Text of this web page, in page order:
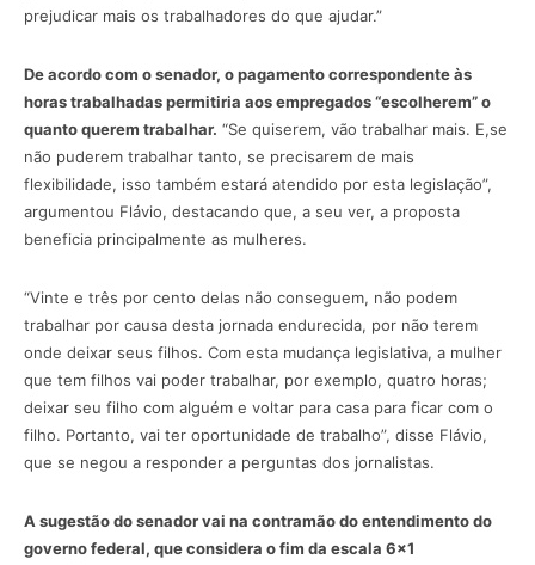
prejudicar mais os trabalhadores do que ajudar.”
De acordo com o senador, o pagamento correspondente às
horas trabalhadas permitiria aos empregados “escolherem” o
quanto querem trabalhar. “Se quiserem, vão trabalhar mais. E,se
não puderem trabalhar tanto, se precisarem de mais
flexibilidade, isso também estará atendido por esta legislação”,
argumentou Flávio, destacando que, a seu ver, a proposta
beneficia principalmente as mulheres.
“Vinte e três por cento delas não conseguem, não podem
trabalhar por causa desta jornada endurecida, por não terem
onde deixar seus filhos. Com esta mudança legislativa, a mulher
que tem filhos vai poder trabalhar, por exemplo, quatro horas;
deixar seu filho com alguém e voltar para casa para ficar com o
filho. Portanto, vai ter oportunidade de trabalho”, disse Flávio,
que se negou a responder a perguntas dos jornalistas.
A sugestão do senador vai na contramão do entendimento do
governo federal, que considera o fim da escala 6×1